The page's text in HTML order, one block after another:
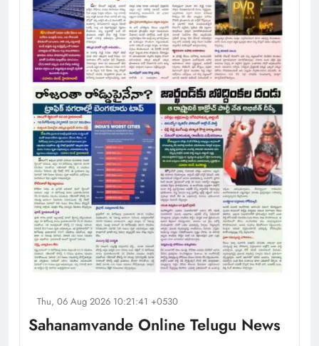
Thu, 06 Aug 2026 10:21:41 +0530
Sahanamvande Online Telugu News